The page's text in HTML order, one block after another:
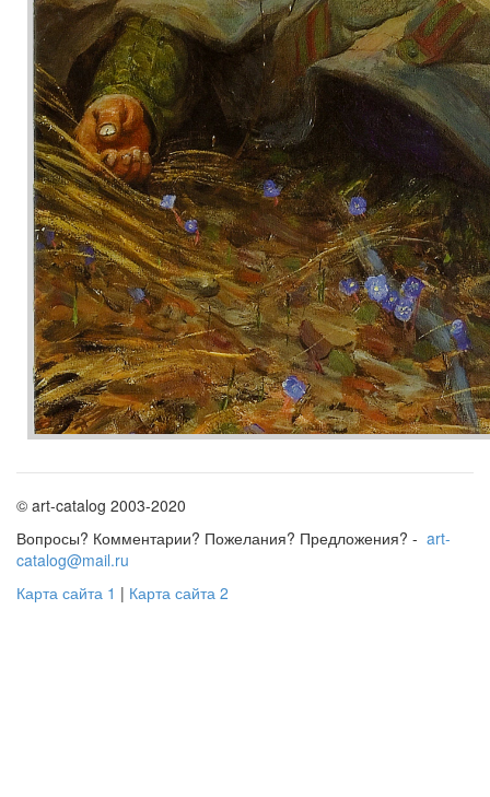
© art-catalog 2003-2020
Вопросы? Комментарии? Пожелания? Предложения? - art-
catalog@mail.ru
Карта сайта 1 | Карта сайта 2